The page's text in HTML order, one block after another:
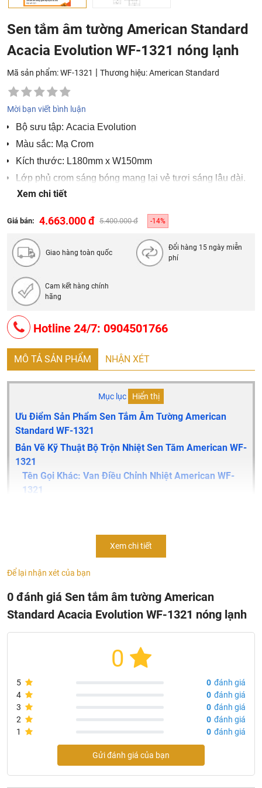
Sen tắm âm tường American Standard
Acacia Evolution WF-1321 nóng lạnh
Mã sản phẩm: WF-1321 | Thương hiệu:American Standard
Mời bạn viết bình luận
Bộ sưu tập: Acacia Evolution
Màu sắc: Mạ Crom
Kích thước: L180mm x W150mm
Lớp phủ crom sáng bóng mang lại vẻ tươi sáng lâu dài.
Bảo hành 2 năm
Xem chi tiết
Giá bán: 4.663.000 đ 5.400.000 đ -14%
Giao hàng toàn quốc
Đổi hàng 15 ngày miễn
phí
Cam kết hàng chính
hãng
Hotline 24/7: 0904501766
MÔ TẢ SẢN PHẨM NHẬN XÉT
Mục lục Hiển thị
Ưu Điểm Sản Phẩm Sen Tắm Âm Tường American
Standard WF-1321
Bản Vẽ Kỹ Thuật Bộ Trộn Nhiệt Sen Tăm American WF-
1321
Tên Gọi Khác: Van Điều Chỉnh Nhiệt American WF-
1321
công nghệ hiện đại với nhiều tính năng ưu việt đảm bảo độ
bền bỉ cao đáp ứng tối đa nhu cầu sử dụng của người dùng.
lựa chọn cho gia đình.
Xem chi tiết
Để lại nhận xét của bạn
0 đánh giá Sen tắm âm tường American
Standard Acacia Evolution WF-1321 nóng lạnh
0
5 0 đánh giá
4
0 đánh giá
3
0 đánh giá
2
0 đánh giá
1
0 đánh giá
Gửi đánh giá của bạn